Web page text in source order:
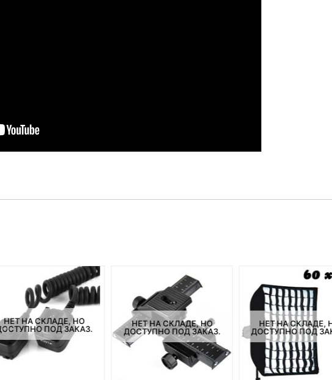
НЕТ НА СКЛАДЕ, НО
ПОД ЗАКАЗ.
НЕТ НА СКЛАДЕ, НО
ДОСТУПНО ПОД ЗАКАЗ.
НЕТ НА СКЛАДЕ,
ДОСТУПНО ПОД